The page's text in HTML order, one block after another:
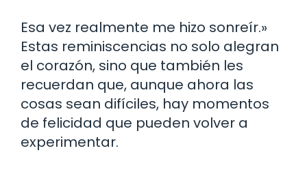
Esa vez realmente me hizo sonreír.»
Estas reminiscencias no solo alegran
el corazón, sino que también les
recuerdan que, aunque ahora las
cosas sean difíciles, hay momentos
de felicidad que pueden volver a
experimentar.